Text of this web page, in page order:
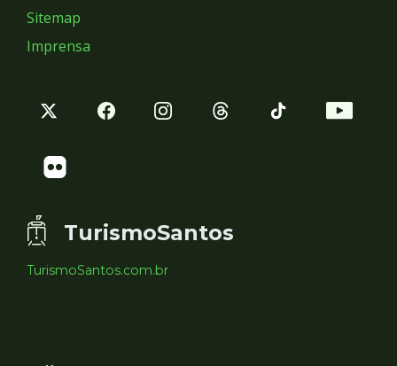
Sitemap
Imprensa
TurismoSantos
TurismoSantos.com.br